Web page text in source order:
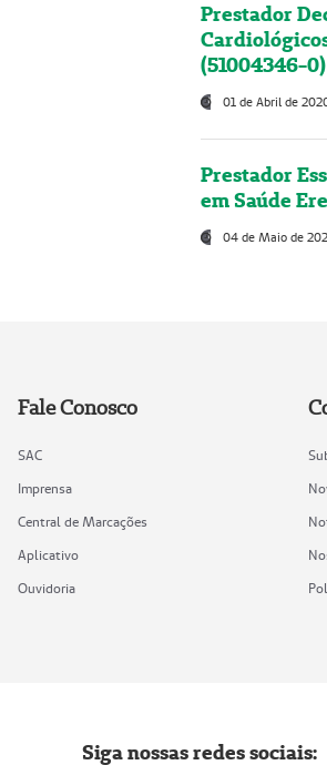
Prestador
(51004346-0)
01 de Abril de
Prestador
em Saúde
04 de Maio de
Fale Conosco
SAC
Imprensa
Central de Marcações
Aplicativo
Ouvidoria
Siga nossas redes sociais: